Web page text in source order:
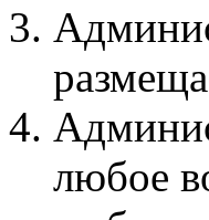
любое